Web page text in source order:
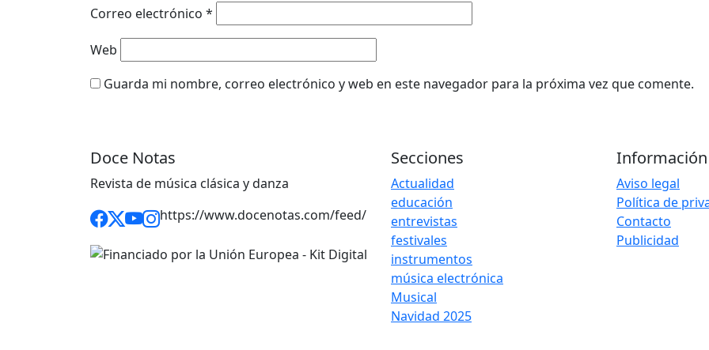
Correo electrónico *
Web
Guarda mi nombre, correo electrónico y web en este navegador para la próxima vez que comente.
Doce Notas
Revista de música clásica y danza
https://www.docenotas.com/feed/
Secciones
Actualidad
educación
entrevistas
festivales
instrumentos
música electrónica
Musical
Navidad 2025
Información
Aviso legal
Política de
Contacto
Publicidad